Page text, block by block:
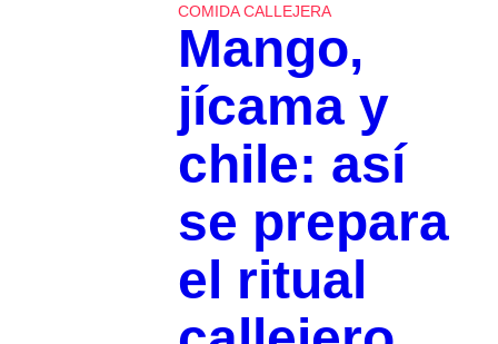
COMIDA CALLEJERA
Mango,
jícama y
chile: así
se prepara
el ritual